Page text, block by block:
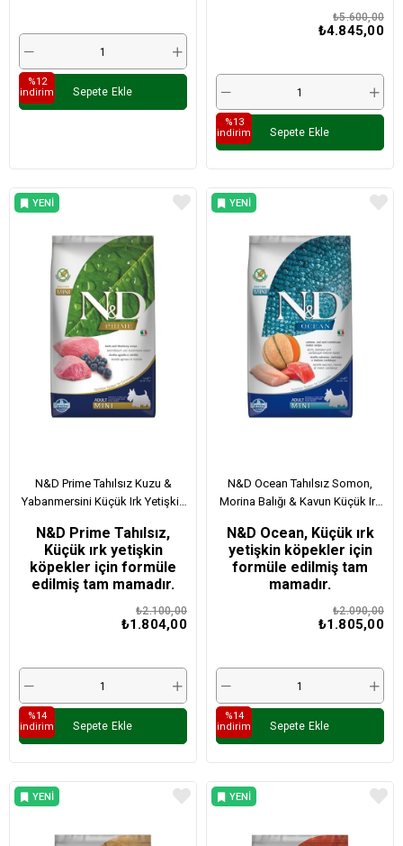
Sepete Ekle
%12
i̇ndirim
₺4.845,00
₺5.600,00
Sepete Ekle
%13
i̇ndirim
N&D Prime Tahılsız Kuzu &
Yabanmersini Küçük Irk Yetişkin
N&D Prime Tahılsız,
Küçük ırk yetişkin
köpekler için formüle
edilmiş tam mamadır.
₺1.804,00
₺2.100,00
Sepete Ekle
%14
i̇ndirim
YENI
N&D Ocean Tahılsız Somon,
Morina Balığı & Kavun Küçük Irk
N&D Ocean, Küçük ırk
yetişkin köpekler için
formüle edilmiş tam
mamadır.
₺1.805,00
₺2.090,00
Sepete Ekle
%14
i̇ndirim
YENI
YENI
YENI